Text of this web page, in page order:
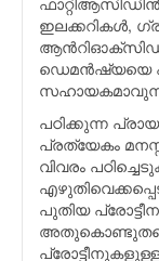
ഇലക്കറികള്‍,
ഡെമന്‍ഷ്യയെ
പഠിക്കുന്ന
പ്രത്യേകം
വിവരം
പുതിയ